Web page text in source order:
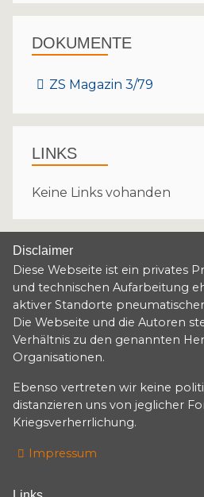
DOKUMENTE
ZS Magazin 3/79
LINKS
Keine Links vohanden
Disclaimer
Diese Webseite ist ein privates
und technischen Aufarbeitung
aktiver Standorte
Die Webseite und die Autoren
Verhältnis zu den genannten
Organisationen.
Ebenso vertreten wir keine
distanzieren uns von jeglicher
Kriegsverherrlichung.
Impressum